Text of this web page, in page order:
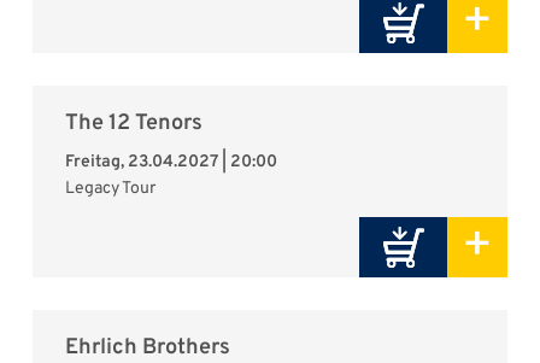
+
The 12 Tenors
Freitag, 23.04.2027 | 20:00
Legacy Tour
+
Ehrlich Brothers